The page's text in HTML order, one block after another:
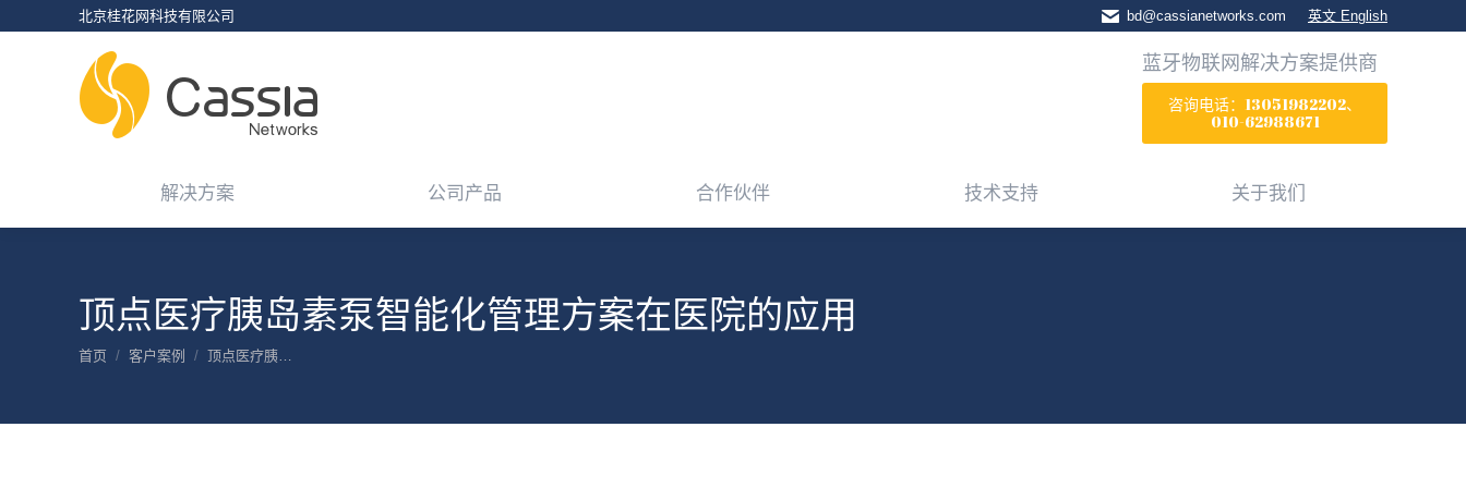
北京桂花网科技有限公司 bd@cassianetworks.com 英文 English
蓝牙物联网解决方案提供商
咨询电话：13051982202、
010-62988671
解决方案 公司产品 合作伙伴 技术支持 关于我们
顶点医疗胰岛素泵智能化管理方案在医院的应用
您在这里：
首页 客户案例 顶点医疗胰…
解决方案 公司产品 合作伙伴 技术支持 关于我们